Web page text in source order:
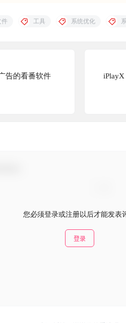
件 工具 系统优化
告的看番软件
iPlayX
您必须登录或注册以后才能发表
登录